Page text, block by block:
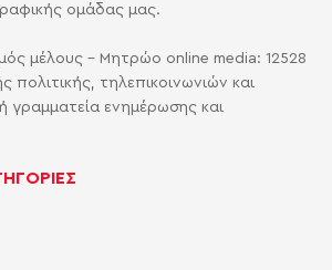
ομάδας μας.
μέλους - Μητρώο online media: 12528
πολιτικής, τηλεπικοινωνιών και
γραμματεία ενημέρωσης και